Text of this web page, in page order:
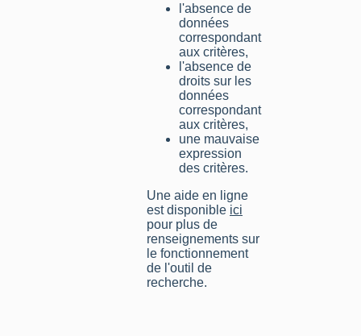
l'absence de
données
correspondant
aux critères,
l'absence de
droits sur les
données
correspondant
aux critères,
une mauvaise
expression
des critères.
Une aide en ligne
est disponible ici
pour plus de
renseignements sur
le fonctionnement
de l'outil de
recherche.